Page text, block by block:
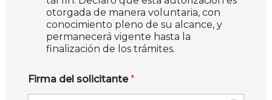
otorgada de manera voluntaria, con
conocimiento pleno de su alcance, y
permanecerá vigente hasta la
finalización de los trámites.
Firma del solicitante*